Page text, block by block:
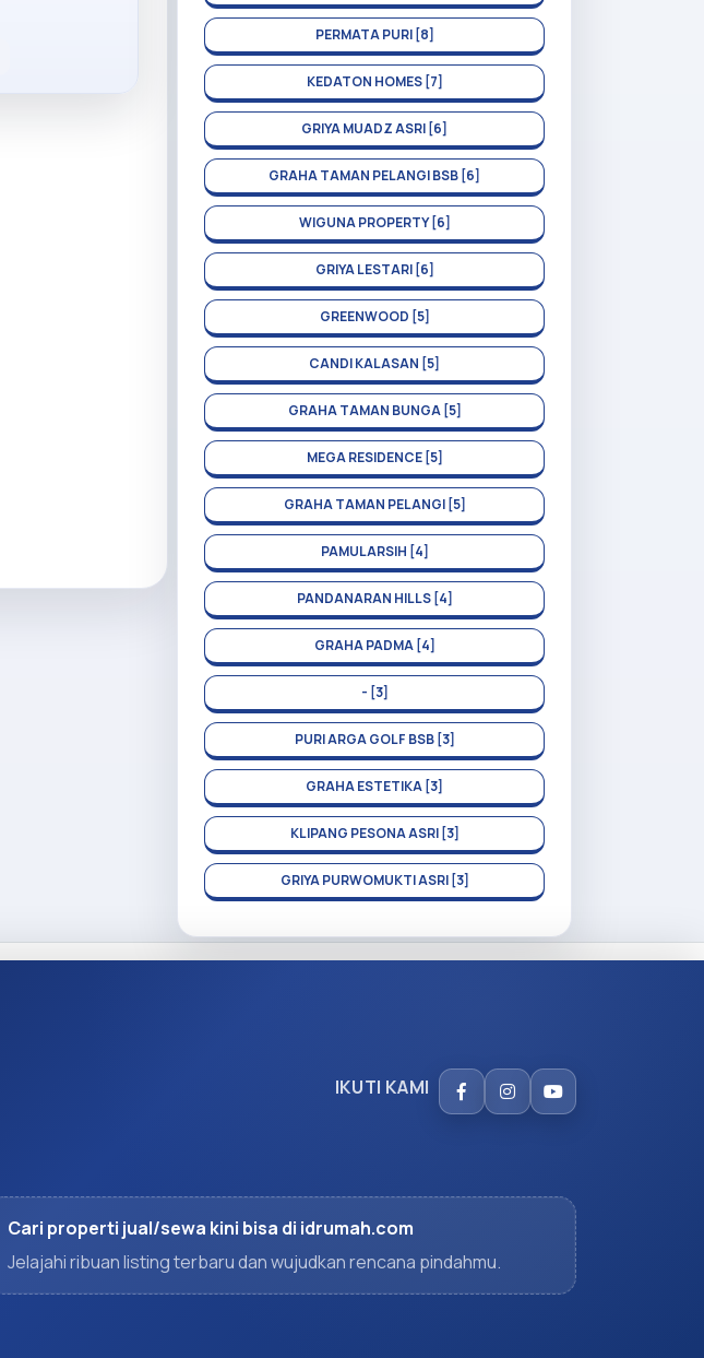
PERMATA PURI [8]
KEDATON HOMES [7]
GRIYA MUADZ ASRI [6]
GRAHA TAMAN PELANGI BSB [6]
WIGUNA PROPERTY [6]
GRIYA LESTARI [6]
GREENWOOD [5]
CANDI KALASAN [5]
GRAHA TAMAN BUNGA [5]
MEGA RESIDENCE [5]
GRAHA TAMAN PELANGI [5]
PAMULARSIH [4]
PANDANARAN HILLS [4]
GRAHA PADMA [4]
- [3]
PURI ARGA GOLF BSB [3]
GRAHA ESTETIKA [3]
KLIPANG PESONA ASRI [3]
GRIYA PURWOMUKTI ASRI [3]
IKUTI KAMI
Cari properti jual/sewa kini bisa di idrumah.com
Jelajahi ribuan listing terbaru dan wujudkan rencana pindahmu.